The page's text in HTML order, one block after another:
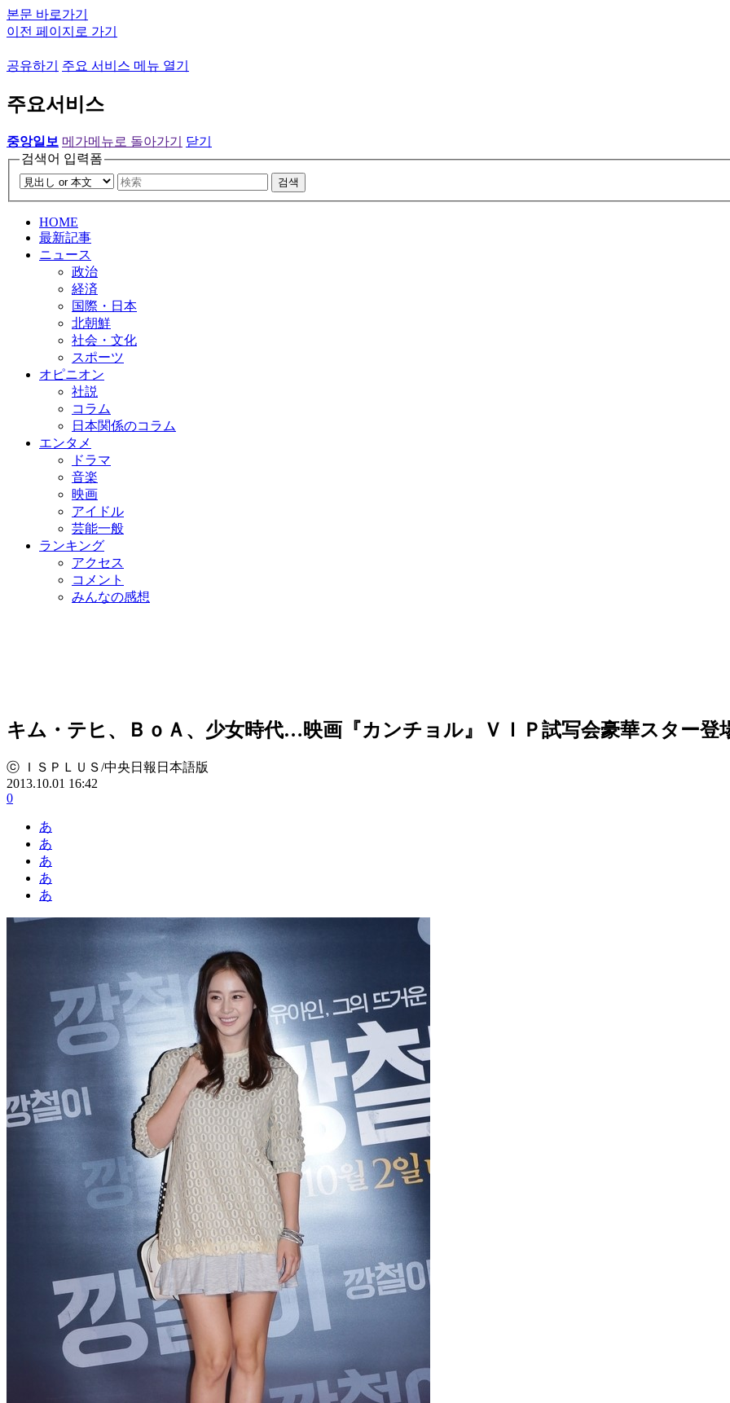
본문 바로가기
이전 페이지로 가기
공유하기 주요 서비스 메뉴 열기
주요서비스
중앙일보 메가메뉴로 돌아가기
닫기
검색어 입력폼
검색
HOME
最新記事
ニュース
政治
経済
国際・日本
北朝鮮
社会・文化
スポーツ
オピニオン
社説
コラム
日本関係のコラム
エンタメ
ドラマ
音楽
映画
アイドル
芸能一般
ランキング
アクセス
コメント
みんなの感想
キム・テヒ、ＢｏＡ、少女時代…映画『カンチョル』ＶＩＰ試写会豪華スター登
ⓒ ＩＳＰＬＵＳ/中央日報日本語版
2013.10.01 16:42
0
あ
あ
あ
あ
あ